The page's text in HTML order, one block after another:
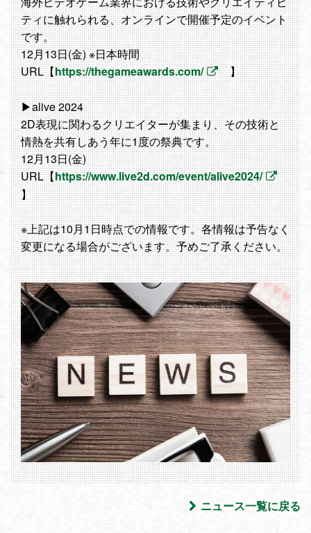
ティに触れられる、オンラインで開催予定のイベント
です。
12月13日(金) ※日本時間
URL【https://thegameawards.com/ 】
▶alive 2024
2D表現に関わるクリエイターが集まり、その技術と
情熱を共有しあう年に1度の祭典です。
12月13日(金)
URL【https://www.live2d.com/event/alive2024/
】
※上記は10月1日時点での情報です。各情報は予告なく
変更になる場合がございます。予めご了承ください。
ニュース一覧に戻る